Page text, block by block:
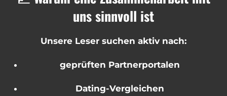
uns sinnvoll ist
Unsere Leser suchen aktiv nach:
geprüften Partnerportalen
Dating-Vergleichen